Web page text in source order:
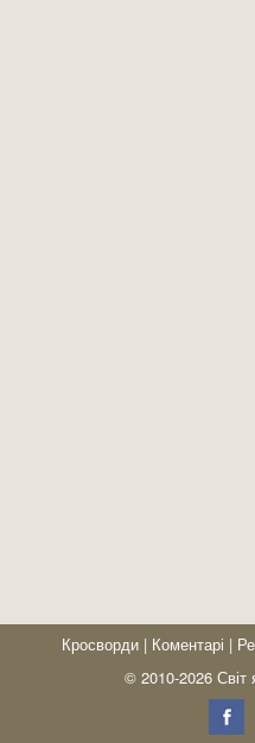
Кросворди | Коментарі |
© 2010-2026 Світ